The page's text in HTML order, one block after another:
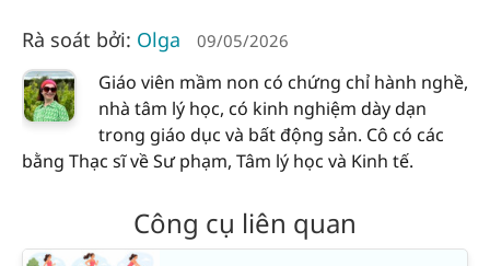
Rà soát bởi: Olga 09/05/2026
Giáo viên mầm non có chứng chỉ hành nghề,
nhà tâm lý học, có kinh nghiệm dày dạn
trong giáo dục và bất động sản. Cô có các
bằng Thạc sĩ về Sư phạm, Tâm lý học và Kinh tế.
Công cụ liên quan